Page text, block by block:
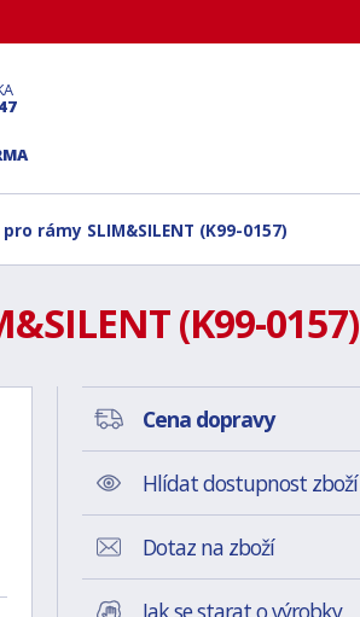
rámy SLIM&SILENT (K99-0157)
(K99-0157)
Cena dopravy
Hlídat dostupnost zboží
Dotaz na zboží
Jak se starat o výrobky